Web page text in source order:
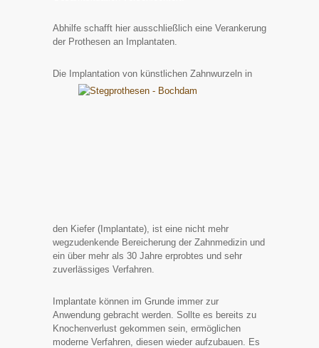
Abhilfe schafft hier ausschließlich eine Verankerung
der Prothesen an Implantaten.
Die Implantation von künstlichen Zahnwurzeln in
den Kiefer (Implantate), ist eine nicht mehr
wegzudenkende Bereicherung der Zahnmedizin und
ein über mehr als 30 Jahre erprobtes und sehr
zuverlässiges Verfahren.
Implantate können im Grunde immer zur
Anwendung gebracht werden. Sollte es bereits zu
Knochenverlust gekommen sein, ermöglichen
moderne Verfahren, diesen wieder aufzubauen. Es